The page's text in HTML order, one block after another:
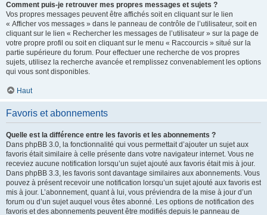
Comment puis-je retrouver mes propres messages et sujets ?
Vos propres messages peuvent être affichés soit en cliquant sur le lien
« Afficher vos messages » dans le panneau de contrôle de l’utilisateur, soit en
cliquant sur le lien « Rechercher les messages de l’utilisateur » sur la page de
votre propre profil ou soit en cliquant sur le menu « Raccourcis » situé sur la
partie supérieure du forum. Pour effectuer une recherche de vos propres
sujets, utilisez la recherche avancée et remplissez convenablement les options
qui vous sont disponibles.
Haut
Favoris et abonnements
Quelle est la différence entre les favoris et les abonnements ?
Dans phpBB 3.0, la fonctionnalité qui vous permettait d’ajouter un sujet aux
favoris était similaire à celle présente dans votre navigateur internet. Vous ne
receviez aucune notification lorsqu’un sujet ajouté aux favoris était mis à jour.
Dans phpBB 3.3, les favoris sont davantage similaires aux abonnements. Vous
pouvez à présent recevoir une notification lorsqu’un sujet ajouté aux favoris est
mis à jour. L’abonnement, quant à lui, vous préviendra de la mise à jour d’un
forum ou d’un sujet auquel vous êtes abonné. Les options de notification des
favoris et des abonnements peuvent être modifiés depuis le panneau de